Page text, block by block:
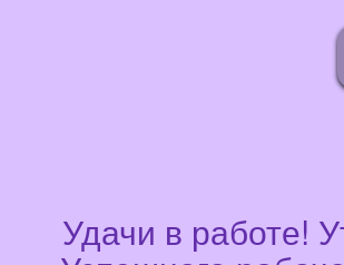
Удачи в работе!